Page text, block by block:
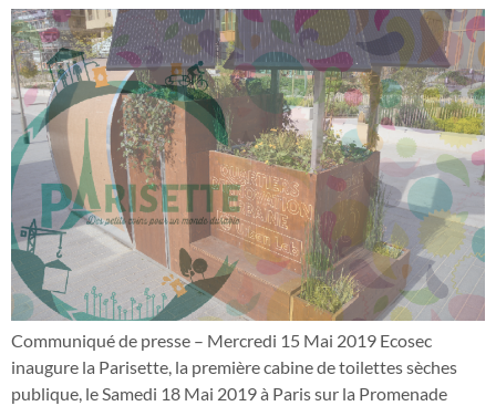
Communiqué de presse – Mercredi 15 Mai 2019 Ecosec
inaugure la Parisette, la première cabine de toilettes sèches
publique, le Samedi 18 Mai 2019 à Paris sur la Promenade